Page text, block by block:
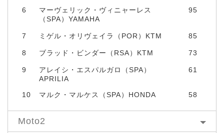
6
マーヴェリック・ヴィニャーレス
（SPA）YAMAHA
95
7 ミゲル・オリヴェイラ（POR）KTM 85
8 ブラッド・ビンダー（RSA）KTM 73
9
アレイシ・エスパルガロ（SPA）
APRILIA
61
10 マルク・マルケス（SPA）HONDA 58
Moto2